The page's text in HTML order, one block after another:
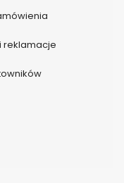
reklamacje